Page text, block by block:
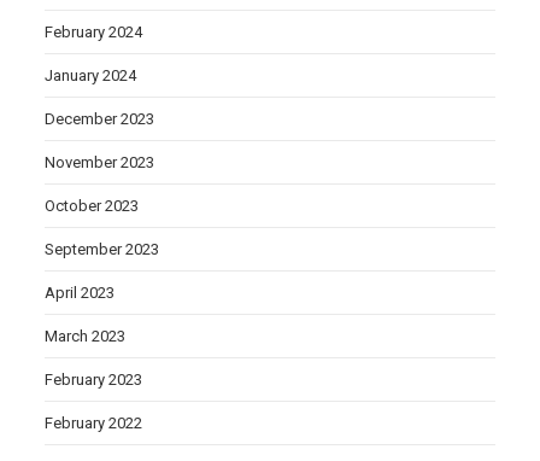
February 2024
January 2024
December 2023
November 2023
October 2023
September 2023
April 2023
March 2023
February 2023
February 2022